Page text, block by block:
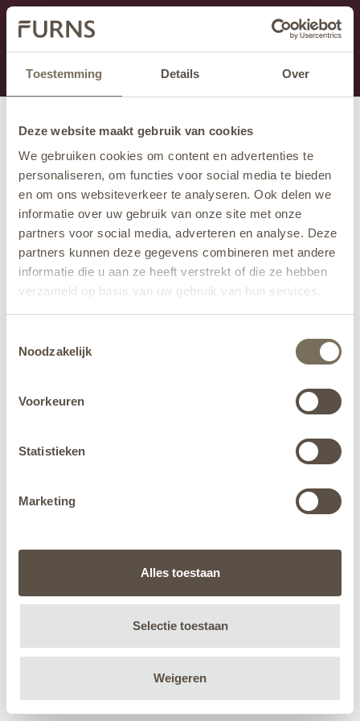
Toestemming Details Over
Deze website maakt gebruik van cookies
We gebruiken cookies om content en advertenties te
personaliseren, om functies voor social media te bieden
en om ons websiteverkeer te analyseren. Ook delen we
informatie over uw gebruik van onze site met onze
partners voor social media, adverteren en analyse. Deze
partners kunnen deze gegevens combineren met andere
informatie die u aan ze heeft verstrekt of die ze hebben
verzameld op basis van uw gebruik van hun services.
jehier.
Noodzakelijk
Voorkeuren
Statistieken
Marketing
Alles toestaan
Selectie toestaan
Weigeren
Dit onderdeel is momenteel in onderhoud.
Als je informatie mist kun je ons bellen +31 413 274
168 of mailen
info@furns.com